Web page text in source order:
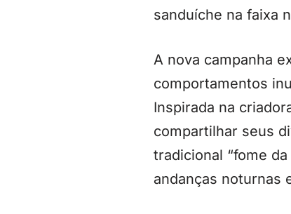
sanduíche na faixa
A nova campanha
comportamentos
Inspirada na
compartilhar seus
tradicional “fome
andanças noturnas